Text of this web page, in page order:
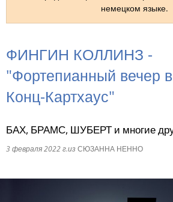
немецком языке.
ФИНГИН КОЛЛИНЗ -
"Фортепианный вечер
Конц-Картхаус"
БАХ, БРАМС, ШУБЕРТ и многие
3 февраля 2022 г.изСЮЗАННА НЕННО